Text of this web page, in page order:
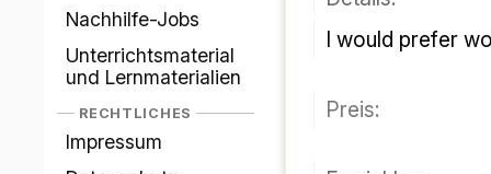
خصوصی
مواد آموزشی
و مواد یادگیری
قانونی
اثر انگشت
قیمت: